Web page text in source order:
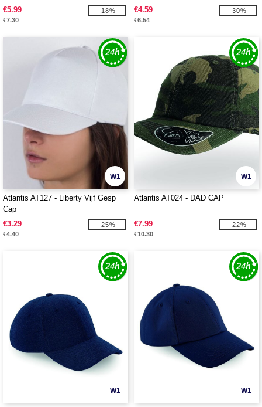
€5.99
€7.30
-18% €4.59
€6.54
-30%
W1
Atlantis AT127 - Liberty Vijf Gesp
Cap
€3.29
€4.40
-25%
W1
Atlantis AT024 - DAD CAP
€7.99
€10.30
-22%
W1 W1